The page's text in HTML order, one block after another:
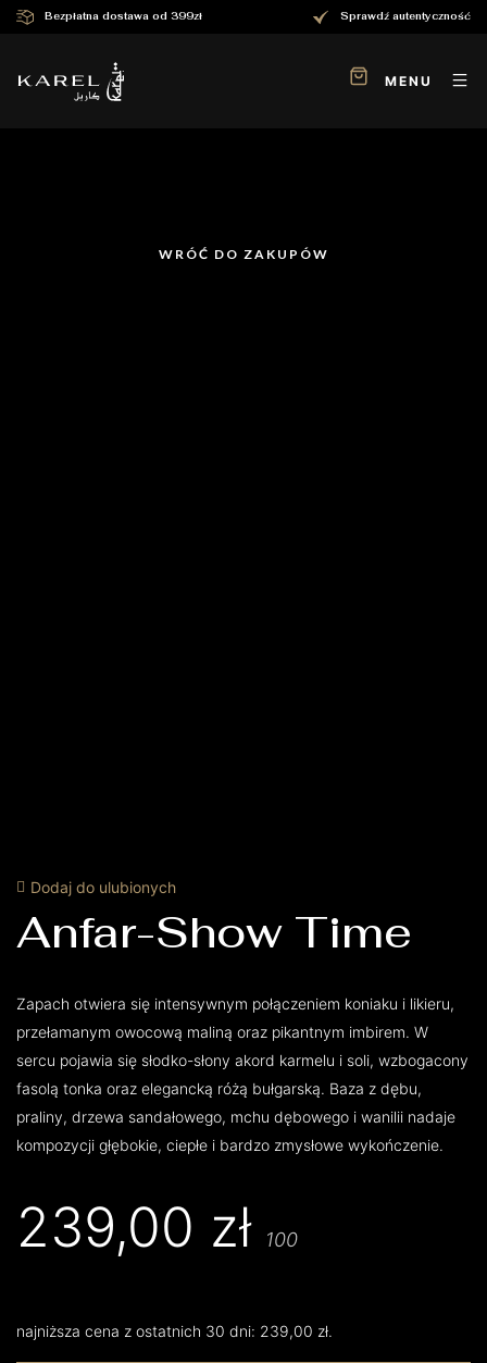
Bezpłatna dostawa od 399zł Sprawdź autentyczność
MENU
WRÓĆ DO ZAKUPÓW
Dodaj do ulubionych
Anfar-Show Time
Zapach otwiera się intensywnym połączeniem koniaku i likieru,
przełamanym owocową maliną oraz pikantnym imbirem. W
sercu pojawia się słodko-słony akord karmelu i soli, wzbogacony
fasolą tonka oraz elegancką różą bułgarską. Baza z dębu,
praliny, drzewa sandałowego, mchu dębowego i wanilii nadaje
kompozycji głębokie, ciepłe i bardzo zmysłowe wykończenie.
239,00 zł 100
najniższa cena z ostatnich 30 dni: 239,00 zł.